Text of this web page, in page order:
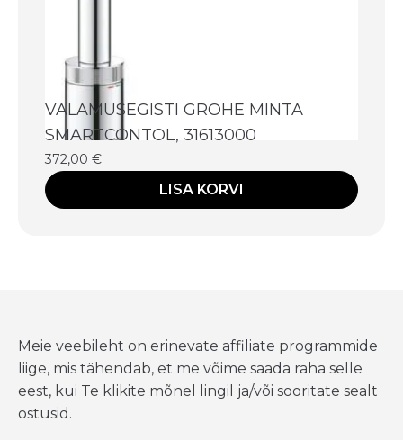
VALAMUSEGISTI GROHE MINTA
SMARTCONTOL, 31613000
372,00 €
LISA KORVI
Meie veebileht on erinevate affiliate programmide
liige, mis tähendab, et me võime saada raha selle
eest, kui Te klikite mõnel lingil ja/või sooritate sealt
ostusid.